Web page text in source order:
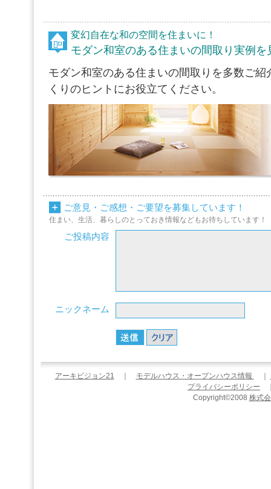
変幻自在な和の空間を住まいに！
モダン和室のある住まいの間取り実例を
モダン和室のある住まいの間取りを多数ご
くりのヒントにお役立てください。
ご意見・ご感想・ご要望を募集しています！
住まい、生活、暮らしのとっておき情報などもお待ちしています！
ご投稿内容
ニックネーム
アーキビジョン21 モデルハウス・オープンハウス情報
プライバシーポリシー
Copyright©2008 株式